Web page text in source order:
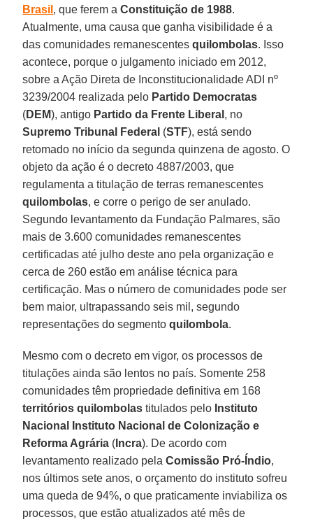
Brasil , que ferem aConstituição de 1988.
Atualmente, uma causa que ganha visibilidade é a
das comunidades remanescentesquilombolas. Isso
acontece, porque o julgamento iniciado em 2012,
sobre a Ação Direta de Inconstitucionalidade ADI nº
3239/2004 realizada pelo Partido Democratas
(DEM), antigo Partido da Frente Liberal , no
Supremo Tribunal Federal (STF), está sendo
retomado no início da segunda quinzena de agosto. O
objeto da ação é o decreto 4887/2003, que
regulamenta a titulação de terras remanescentes
quilombolas, e corre o perigo de ser anulado.
Segundo levantamento da Fundação Palmares, são
mais de 3.600 comunidades remanescentes
certificadas até julho deste ano pela organização e
cerca de 260 estão em análise técnica para
certificação. Mas o número de comunidades pode ser
bem maior, ultrapassando seis mil, segundo
representações do segmentoquilombola.
Mesmo com o decreto em vigor, os processos de
titulações ainda são lentos no país. Somente 258
comunidades têm propriedade definitiva em 168
territórios quilombolas titulados pelo Instituto
Nacional Instituto Nacional de Colonização e
Reforma Agrária ( Incra). De acordo com
levantamento realizado pelaComissão Pró-Índio,
nos últimos sete anos, o orçamento do instituto sofreu
uma queda de 94%, o que praticamente inviabiliza os
processos, que estão atualizados até mês de